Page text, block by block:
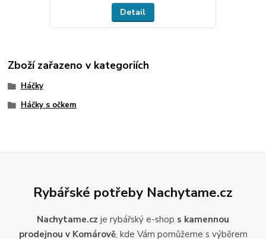
Detail
Zboží zařazeno v kategoriích
Háčky
Háčky s očkem
Rybářské potřeby Nachytame.cz
Nachytame.cz je rybářský e-shop s kamennou
prodejnou v Komárově, kde Vám pomůžeme s výběrem